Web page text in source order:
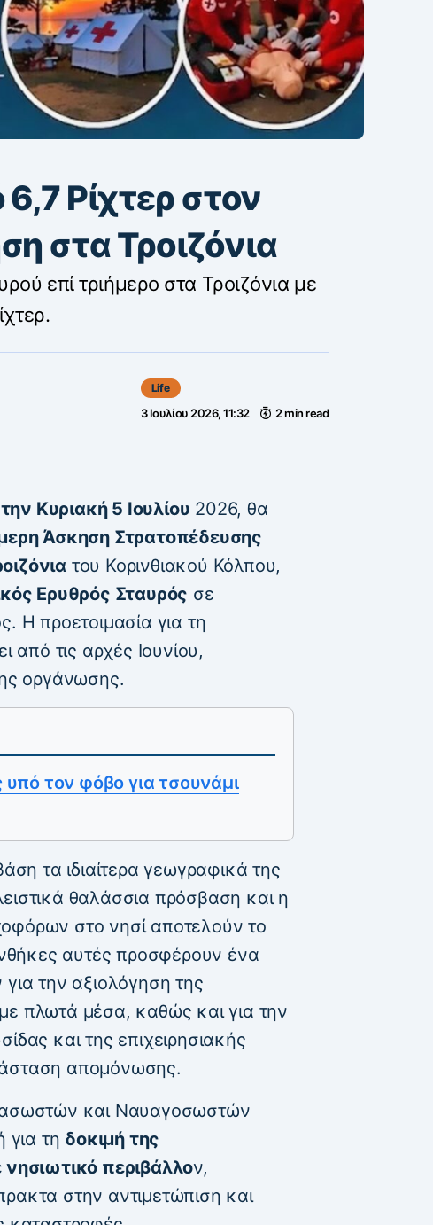
6,7 Ρίχτερ στον
στα Τροιζόνια
επί τριήμερο στα Τροιζόνια με
Life
3 Ιουλίου 2026, 11:32 2 min read
Κυριακή 5 Ιουλίου 2026, θα
Άσκηση Στρατοπέδευσης
του Κορινθιακού Κόλπου,
Ερυθρός Σταυρός σε
Η προετοιμασία για τη
από τις αρχές Ιουνίου,
οργάνωσης.
υπό τον φόβο για τσουνάμι
τα ιδιαίτερα γεωγραφικά της
θαλάσσια πρόσβαση και η
στο νησί αποτελούν το
αυτές προσφέρουν ένα
την αξιολόγηση της
πλωτά μέσα, καθώς και για την
και της επιχειρησιακής
απομόνωσης.
και Ναυαγοσωστών
για τη δοκιμή της
νησιωτικό περιβάλλον,
στην αντιμετώπιση και